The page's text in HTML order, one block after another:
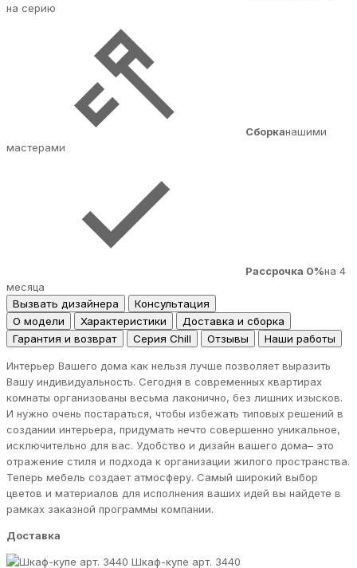
на серию
Сборканашими
мастерами
Рассрочка 0%на 4
месяца
Вызвать дизайнера
Консультация
О модели
Характеристики
Доставка и сборка
Гарантия и возврат
Серия Chill Отзывы Наши работы
Интерьер Вашего дома как нельзя лучше позволяет выразить
Вашу индивидуальность. Сегодня в современных квартирах
комнаты организованы весьма лаконично, без лишних изысков.
И нужно очень постараться, чтобы избежать типовых решений в
создании интерьера, придумать нечто совершенно уникальное,
исключительно для вас. Удобство и дизайн вашего дома– это
отражение стиля и подхода к организации жилого пространства.
Теперь мебель создает атмосферу. Самый широкий выбор
цветов и материалов для исполнения ваших идей вы найдете в
рамках заказной программы компании.
Доставка
Шкаф-купе арт. 3440